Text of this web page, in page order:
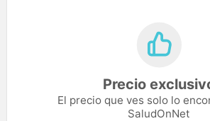
Precio
El precio que ves solo lo
SaludOnNet